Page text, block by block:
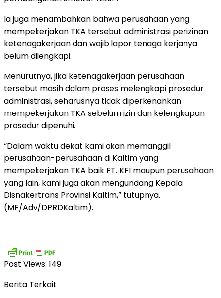
Ia juga menambahkan bahwa perusahaan yang
mempekerjakan TKA tersebut administrasi perizinan
ketenagakerjaan dan wajib lapor tenaga kerjanya
belum dilengkapi.
Menurutnya, jika ketenagakerjaan perusahaan
tersebut masih dalam proses melengkapi prosedur
administrasi, seharusnya tidak diperkenankan
mempekerjakan TKA sebelum izin dan kelengkapan
prosedur dipenuhi.
“Dalam waktu dekat kami akan memanggil
perusahaan-perusahaan di Kaltim yang
mempekerjakan TKA baik PT. KFI maupun perusahaan
yang lain, kami juga akan mengundang Kepala
Disnakertrans Provinsi Kaltim,” tutupnya.
(MF/Adv/DPRDKaltim).
Post Views: 149
Berita Terkait